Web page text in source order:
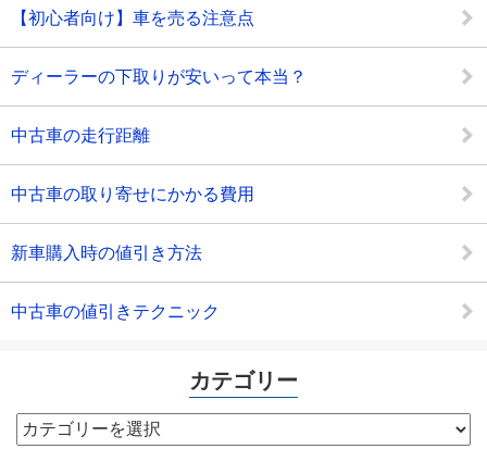
【初心者向け】車を売る注意点
ディーラーの下取りが安いって本当？
中古車の走行距離
中古車の取り寄せにかかる費用
新車購入時の値引き方法
中古車の値引きテクニック
カテゴリー
カ